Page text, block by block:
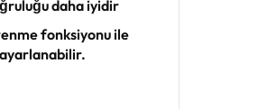
daha iyidir
fonksiyonu ile